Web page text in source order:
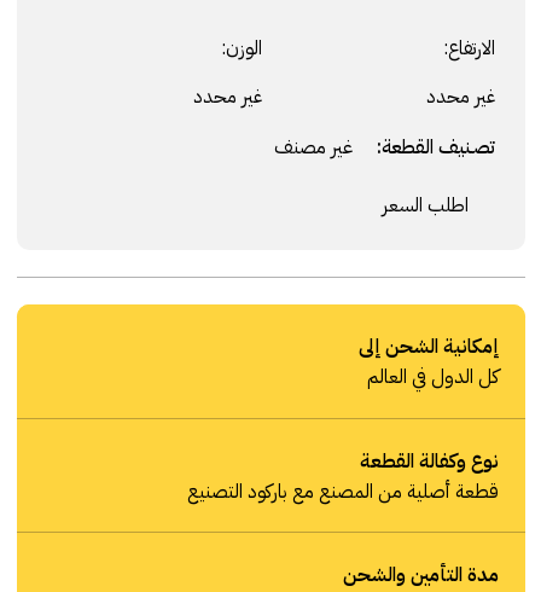
الارتفاع:
غير محدد
الوزن:
غير محدد
تصنيف القطعة: غير مصنف
اطلب السعر
إمكانية الشحن إلى
كل الدول في العالم
نوع وكفالة القطعة
قطعة أصلية من المصنع مع باركود التصنيع
مدة التأمين والشحن